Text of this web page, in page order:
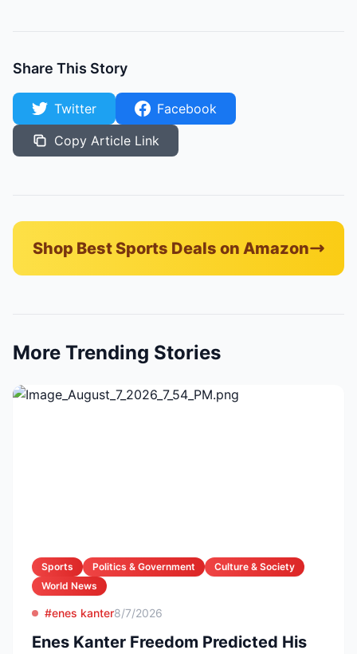
Share This Story
Twitter
Facebook
Copy Article Link
Shop Best Sports Deals on Amazon
More Trending Stories
Sports Politics & Government
Culture & Society
World News
#enes kanter8/7/2026
Enes Kanter Freedom Predicted His